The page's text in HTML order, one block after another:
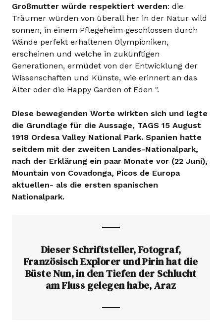
Großmutter würde respektiert werden: die
Träumer würden von überall her in der Natur wild
sonnen, in einem Pflegeheim geschlossen durch
Wände perfekt erhaltenen Olympioniken,
erscheinen und welche in zukünftigen
Generationen, ermüdet von der Entwicklung der
Wissenschaften und Künste, wie erinnert an das
Alter oder die Happy Garden of Eden ".
Diese bewegenden Worte wirkten sich und legte
die Grundlage für die Aussage, TAGS 15 August
1918 Ordesa Valley National Park. Spanien hatte
seitdem mit der zweiten Landes-Nationalpark,
nach der Erklärung ein paar Monate vor (22 Juni),
Mountain von Covadonga, Picos de Europa
aktuellen- als die ersten spanischen
Nationalpark.
Dieser Schriftsteller, Fotograf,
Französisch Explorer und Pirin hat die
Büste Nun, in den Tiefen der Schlucht
am Fluss gelegen habe, Araz